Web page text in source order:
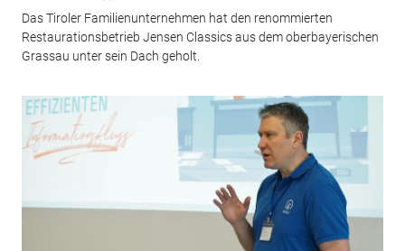
Das Tiroler Familienunternehmen hat den renommierten
Restaurationsbetrieb Jensen Classics aus dem oberbayerischen
Grassau unter sein Dach geholt.